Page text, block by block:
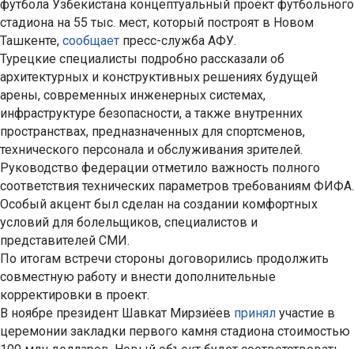
футбола Узбекистана концептуальный проект футбольного
стадиона на 55 тыс. мест, который построят в Новом
Ташкенте, сообщает пресс-служба АФУ.
Турецкие специалисты подробно рассказали об
архитектурных и конструктивных решениях будущей
арены, современных инженерных системах,
инфраструктуре безопасности, а также внутренних
пространствах, предназначенных для спортсменов,
технического персонала и обслуживания зрителей.
Руководство федерации отметило важность полного
соответствия технических параметров требованиям ФИФА.
Особый акцент был сделан на создании комфортных
условий для болельщиков, специалистов и
представителей СМИ.
По итогам встречи стороны договорились продолжить
совместную работу и внести дополнительные
корректировки в проект.
В ноябре президент Шавкат Мирзиёев принял участие в
церемонии закладки первого камня стадиона стоимостью